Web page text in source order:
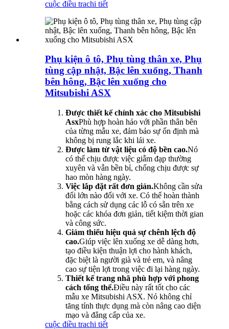
cuộc điều trachi tiết
Phụ kiện ô tô, Phụ tùng thân xe, Phụ
tùng cập nhật, Bậc lên xuống, Thanh
bên hông, Bậc lên xuống cho
Mitsubishi ASX
Được thiết kế chính xác cho Mitsubishi
AsxPhù hợp hoàn hảo với phần thân bên
của từng mẫu xe, đảm bảo sự ổn định mà
không bị rung lắc khi lái xe.
Được làm từ vật liệu có độ bền cao.Nó
có thể chịu được việc giẫm đạp thường
xuyên và vẫn bền bỉ, chống chịu được sự
hao mòn hàng ngày.
Việc lắp đặt rất đơn giản.Không cần sửa
đổi lớn nào đối với xe. Có thể hoàn thành
bằng cách sử dụng các lỗ có sẵn trên xe
hoặc các khóa đơn giản, tiết kiệm thời gian
và công sức.
Giảm thiểu hiệu quả sự chênh lệch độ
cao.Giúp việc lên xuống xe dễ dàng hơn,
tạo điều kiện thuận lợi cho hành khách,
đặc biệt là người già và trẻ em, và nâng
cao sự tiện lợi trong việc đi lại hàng ngày.
Thiết kế trang nhã phù hợp với phong
cách tổng thể.Điều này rất tốt cho các
mẫu xe Mitsubishi ASX. Nó không chỉ
tăng tính thực dụng mà còn nâng cao diện
mạo và đẳng cấp của xe.
cuộc điều trachi tiết